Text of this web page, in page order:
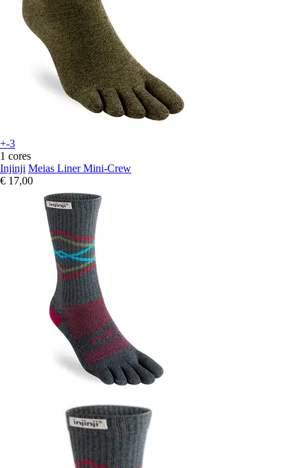
+-3
1 cores
Injinji Meias Liner Mini-Crew
€ 17,00